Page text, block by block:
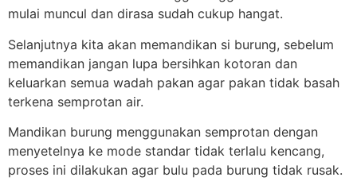
mulai muncul dan dirasa sudah cukup hangat.
Selanjutnya kita akan memandikan si burung, sebelum
memandikan jangan lupa bersihkan kotoran dan
keluarkan semua wadah pakan agar pakan tidak basah
terkena semprotan air.
Mandikan burung menggunakan semprotan dengan
menyetelnya ke mode standar tidak terlalu kencang,
proses ini dilakukan agar bulu pada burung tidak rusak.